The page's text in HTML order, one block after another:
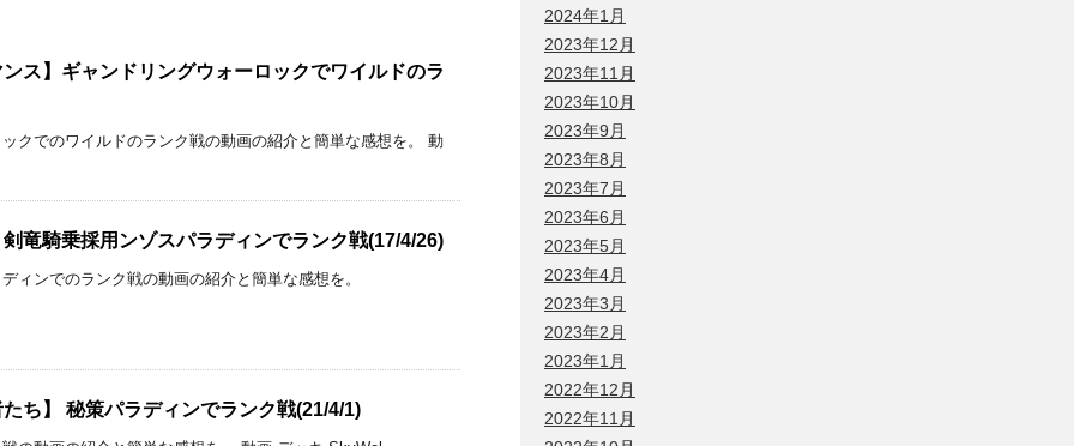
ス】ギャンドリングウォーロックでワイルドのラ
クでのワイルドのランク戦の動画の紹介と簡単な感想を。 動
竜騎乗採用ンゾスパラディンでランク戦(17/4/26)
ィンでのランク戦の動画の紹介と簡単な感想を。
ち】 秘策パラディンでランク戦(21/4/1)
2024年1月
2023年12月
2023年11月
2023年10月
2023年9月
2023年8月
2023年7月
2023年6月
2023年5月
2023年4月
2023年3月
2023年2月
2023年1月
2022年12月
2022年11月